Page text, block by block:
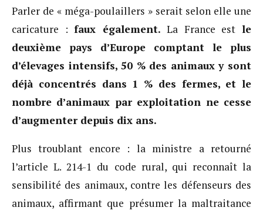
Parler de « méga-poulaillers » serait selon elle une
caricature :faux également.La France estle
deuxième pays d’Europe comptant le plus
d’élevages intensifs, 50 % des animaux y sont
déjà concentrés dans 1 % des fermes, et le
nombre d’animaux par exploitation ne cesse
d’augmenter depuis dix ans.
Plus troublant encore : la ministre a retourné
l’article L. 214-1 du code rural, qui reconnaît la
sensibilité des animaux, contre les défenseurs des
animaux, affirmant que présumer la maltraitance